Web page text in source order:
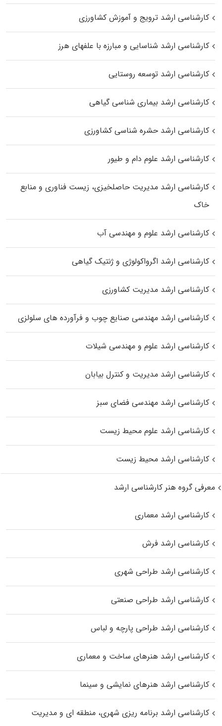
کارشناسی ارشد ترویج و آموزش کشاورزی
کارشناسی ارشد شناسایی و مبارزه با علفهای هرز
کارشناسی ارشد توسعه روستایی
کارشناسی ارشد بیماری‌ شناسی گیاهی
کارشناسی ارشد حشره‌ شناسی کشاورزی
کارشناسی ارشد علوم دام و طیور
کارشناسی ارشد مدیریت حاصلخیزی، زیست فناوری و منابع
خاک
کارشناسی ارشد علوم و مهندسی آب
کارشناسی ارشد اگرواکولوژی و ژنتیک گیاهی
کارشناسی ارشد مدیریت کشاورزی
کارشناسی ارشد مهندسی صنایع چوب و فرآورده‌ های سلولزی
کارشناسی ارشد علوم و مهندسی شیلات
کارشناسی ارشد مدیریت و کنترل بیابان
کارشناسی ارشد مهندسی فضای سبز
کارشناسی ارشد علوم محیط‌ زیست
کارشناسی ارشد محیط زیست
معرفی گروه هنر کارشناسی ارشد
کارشناسی ارشد معماری
کارشناسی ارشد فرش
کارشناسی ارشد طراحی شهری
کارشناسی ارشد طراحی صنعتی
کارشناسی ارشد طراحی پارچه و لباس
کارشناسی ارشد هنرهای ساخت و معماری
کارشناسی ارشد هنرهای نمایشی و سینما
کارشناسی ارشد برنامه ریزی شهری، منطقه‌ ای و مدیریت